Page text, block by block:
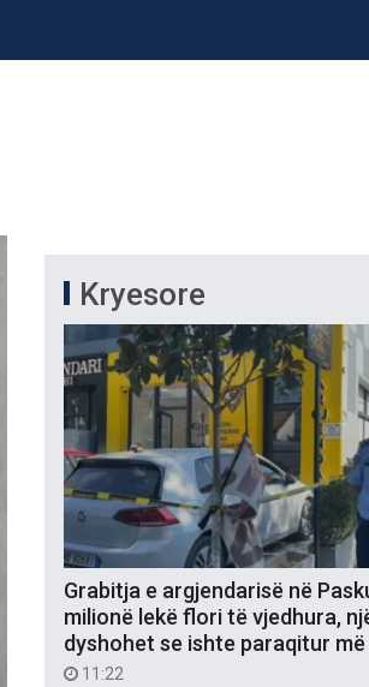
Kryesore
Grabitja e argjendarisë në
milionë lekë flori të vjedhura,
dyshohet se ishte paraqitur
11:22